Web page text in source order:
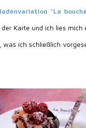
"La
Karte und ich lies mich
was ich schließlich